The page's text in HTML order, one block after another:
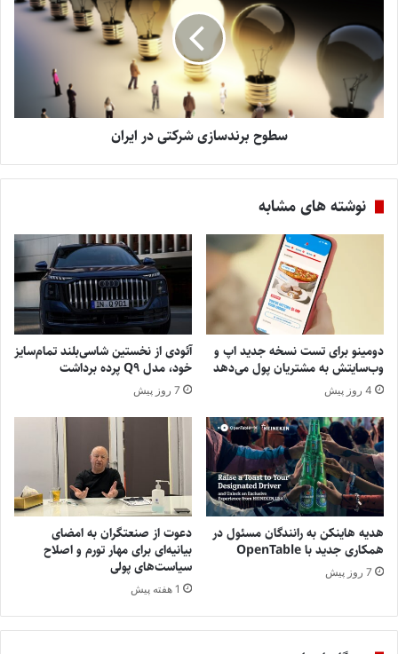
سطوح برندسازی شرکتی در ایران
نوشته های مشابه
دومینو برای تست نسخه جدید اپ و
وب‌سایتش به مشتریان پول می‌دهد
4 روز پیش
آئودی از نخستین شاسی‌بلند تمام‌سایز
خود، مدل Q9 پرده برداشت
7 روز پیش
هدیه هاینکن به رانندگان مسئول در
همکاری جدید با OpenTable
7 روز پیش
دعوت از صنعتگران به امضای
بیانیه‌ای برای مهار تورم و اصلاح
سیاست‌های پولی
1 هفته پیش